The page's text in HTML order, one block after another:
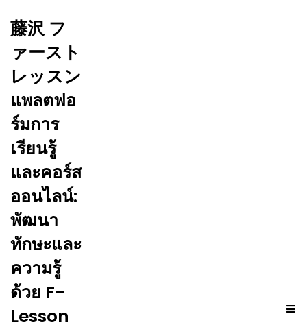
藤沢 フ
ァースト
レッスン
แพลตฟอ
ร์มการ
เรียนรู้
และคอร์ส
ออนไลน์:
พัฒนา
ทักษะและ
ความรู้
ด้วย F-
Lesson